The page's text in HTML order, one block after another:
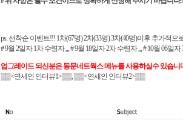
ps. 선착순 이벤트!!! 1차(67명) 2차(33명) 3차(40명)이후 추가적으
# 9월 2일자 1차 수령자,,,# 9월 18일자 2차 수령자,,,# 10월 06일
업그레이드 되신분은 동문네트웍스 메뉴를 사용하실수 있습니
▒▒<연세인 인터뷰1>▒▒, ▒▒<연세인 인터뷰2>▒▒